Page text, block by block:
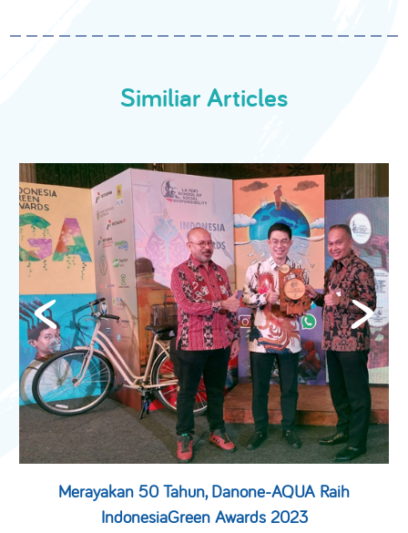
Similiar Articles
Merayakan 50 Tahun, Danone-AQUA Raih
IndonesiaGreen Awards 2023